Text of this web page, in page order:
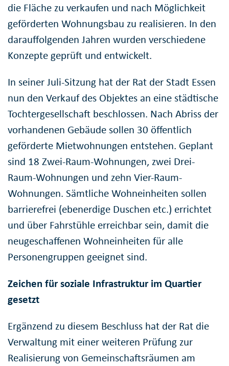
die Fläche zu verkaufen und nach Möglichkeit
geförderten Wohnungsbau zu realisieren. In den
darauffolgenden Jahren wurden verschiedene
Konzepte geprüft und entwickelt.
In seiner Juli-Sitzung hat der Rat der Stadt Essen
nun den Verkauf des Objektes an eine städtische
Tochtergesellschaft beschlossen. Nach Abriss der
vorhandenen Gebäude sollen 30 öffentlich
geförderte Mietwohnungen entstehen. Geplant
sind 18 Zwei-Raum-Wohnungen, zwei Drei-
Raum-Wohnungen und zehn Vier-Raum-
Wohnungen. Sämtliche Wohneinheiten sollen
barrierefrei (ebenerdige Duschen etc.) errichtet
und über Fahrstühle erreichbar sein, damit die
neugeschaffenen Wohneinheiten für alle
Personengruppen geeignet sind.
Zeichen für soziale Infrastruktur im Quartier
gesetzt
Ergänzend zu diesem Beschluss hat der Rat die
Verwaltung mit einer weiteren Prüfung zur
Realisierung von Gemeinschaftsräumen am